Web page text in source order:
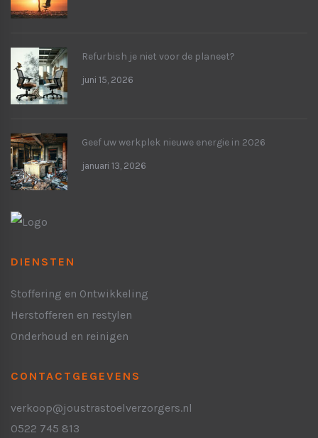
Refurbish je niet voor de planeet?
juni 15, 2026
Geef uw werkplek nieuwe energie in 2026
januari 13, 2026
DIENSTEN
Stoffering en Ontwikkeling
Herstofferen en restylen
Onderhoud en reinigen
CONTACTGEGEVENS
verkoop@joustrastoelverzorgers.nl
0522 745 813